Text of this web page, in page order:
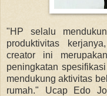
"HP selalu
produktivitas
creator ini
peningkatan
mendukung aktivitas
rumah." Ucap Edo